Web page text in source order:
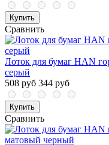
Купить
Сравнить
Лоток для бумаг HAN
серый
508 руб 344 руб
Купить
Сравнить